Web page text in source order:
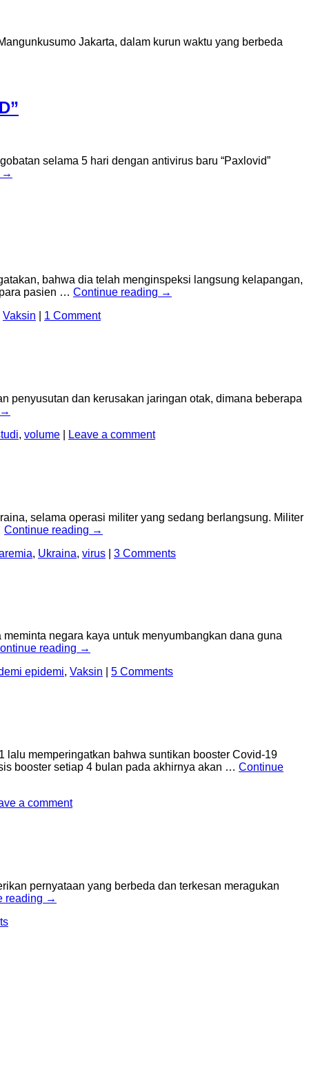
Jakarta, dalam kurun waktu yang berbeda
selama 5 hari dengan antivirus baru “Paxlovid”
→
bahwa dia telah menginspeksi langsung kelapangan,
pasien … Continue reading →
Vaksin 1 Comment
penyusutan dan kerusakan jaringan otak, dimana beberapa
→
, volume Leave a comment
selama operasi militer yang sedang berlangsung. Militer
Continue reading →
, Ukraina, virus 3 Comments
negara kaya untuk menyumbangkan dana guna
reading →
epidemi, Vaksin 5 Comments
memperingatkan bahwa suntikan booster Covid-19
booster setiap 4 bulan pada akhirnya akan … Continue
a comment
pernyataan yang berbeda dan terkesan meragukan
reading →